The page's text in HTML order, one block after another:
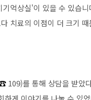
억상실'이 있을 수 있습
치료의 이점이 더 크기
109)를 통해 상담을 받았